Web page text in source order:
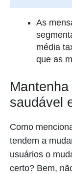
As
média
que as
saudável
Como
tendem a
usuários o
certo? Bem,